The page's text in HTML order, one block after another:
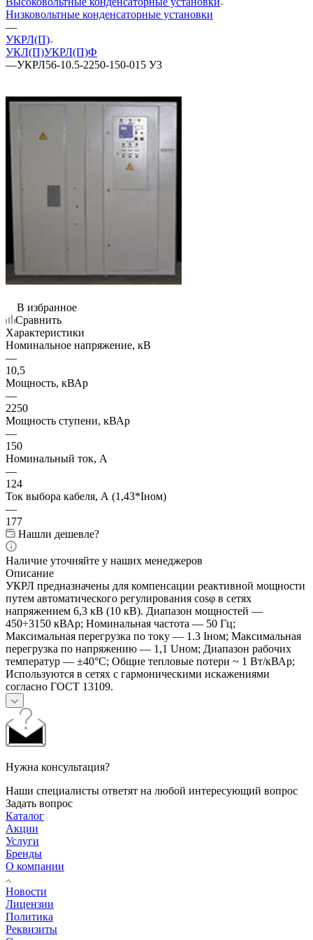
Низковольтные конденсаторные установки
—
УКРЛ(П)
УКЛ(П)УКРЛ(П)Ф
—УКРЛ56-10.5-2250-150-015 У3
В избранное
Сравнить
Характеристики
Номинальное напряжение, кВ
—
10,5
Мощность, кВАр
—
2250
Мощность ступени, кВАр
—
150
Номинальный ток, А
—
124
Ток выбора кабеля, А (1,43*Iном)
—
177
Нашли дешевле?
Наличие уточняйте у наших менеджеров
Описание
УКРЛ предназначены для компенсации реактивной мощности
путем автоматического регулирования cosφ в сетях
напряжением 6,3 кВ (10 кВ). Диапазон мощностей —
450÷3150 кВАр; Номинальная частота — 50 Гц;
Максимальная перегрузка по току — 1.3 Iном; Максимальная
перегрузка по напряжению — 1,1 Uном; Диапазон рабочих
температур — ±40°С; Общие тепловые потери ~ 1 Вт/кВАр;
Используются в сетях с гармоническими искажениями
согласно ГОСТ 13109.
Нужна консультация?
Наши специалисты ответят на любой интересующий вопрос
Задать вопрос
Каталог
Акции
Услуги
Бренды
О компании
Новости
Лицензии
Политика
Реквизиты